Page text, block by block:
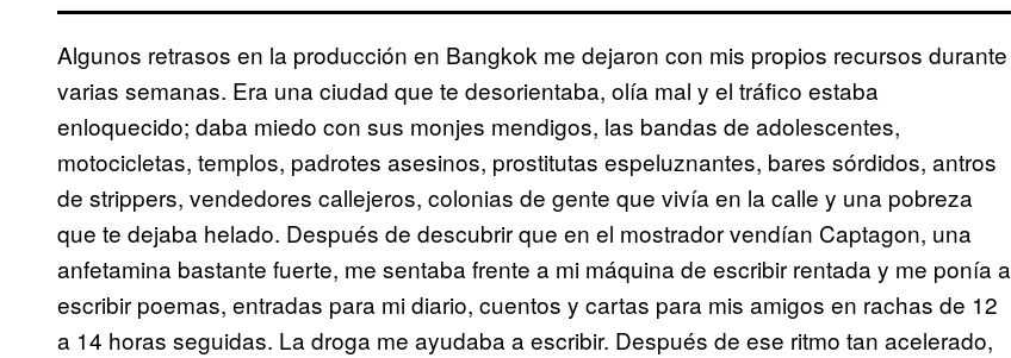
Algunos retrasos en la producción en Bangkok me dejaron con mis propios recursos durante
varias semanas. Era una ciudad que te desorientaba, olía mal y el tráfico estaba
enloquecido; daba miedo con sus monjes mendigos, las bandas de adolescentes,
motocicletas, templos, padrotes asesinos, prostitutas espeluznantes, bares sórdidos, antros
de strippers, vendedores callejeros, colonias de gente que vivía en la calle y una pobreza
que te dejaba helado. Después de descubrir que en el mostrador vendían Captagon, una
anfetamina bastante fuerte, me sentaba frente a mi máquina de escribir rentada y me ponía a
escribir poemas, entradas para mi diario, cuentos y cartas para mis amigos en rachas de 12
a 14 horas seguidas. La droga me ayudaba a escribir. Después de ese ritmo tan acelerado,